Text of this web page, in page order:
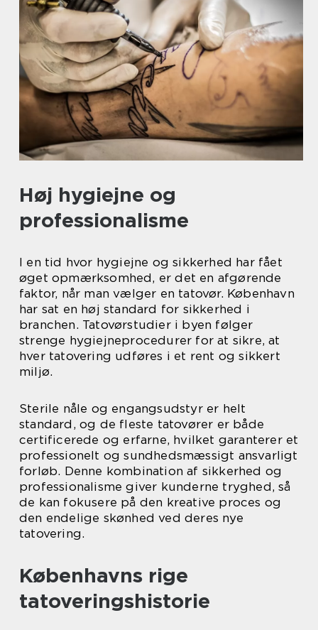
Høj hygiejne og
professionalisme
I en tid hvor hygiejne og sikkerhed har fået
øget opmærksomhed, er det en afgørende
faktor, når man vælger en tatovør. København
har sat en høj standard for sikkerhed i
branchen. Tatovørstudier i byen følger
strenge hygiejneprocedurer for at sikre, at
hver tatovering udføres i et rent og sikkert
miljø.
Sterile nåle og engangsudstyr er helt
standard, og de fleste tatovører er både
certificerede og erfarne, hvilket garanterer et
professionelt og sundhedsmæssigt ansvarligt
forløb. Denne kombination af sikkerhed og
professionalisme giver kunderne tryghed, så
de kan fokusere på den kreative proces og
den endelige skønhed ved deres nye
tatovering.
Københavns rige
tatoveringshistorie